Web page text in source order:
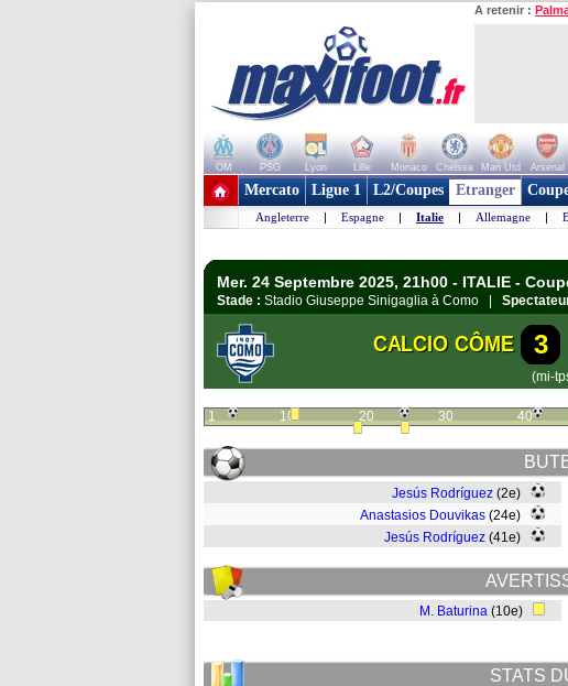
A retenir :
OM PSG Lyon Lille Monaco Chelsea Man Utd Arsenal
+ de clubs
Mercato Ligue 1 L2/Coupes Etranger
Angleterre | Espagne | Italie | Allemagne |
Mer. 24 Septembre 2025, 21h00 - ITALIE -
Stade : Stadio Giuseppe Sinigaglia à Como |
CALCIO CÔME 3
(mi-
1 10 20 30 40
Jesús Rodríguez (2e)
Anastasios Douvikas (24e)
Jesús Rodríguez (41e)
M. Baturina (10e)
STATS